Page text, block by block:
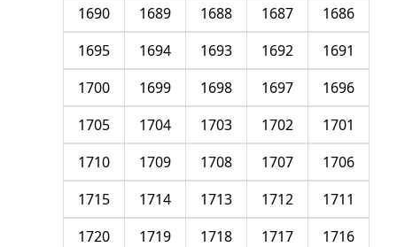
1686
1687
1688
1689
1690
1691
1692
1693
1694
1695
1696
1697
1698
1699
1700
1701
1702
1703
1704
1705
1706
1707
1708
1709
1710
1711
1712
1713
1714
1715
1716
1717
1718
1719
1720